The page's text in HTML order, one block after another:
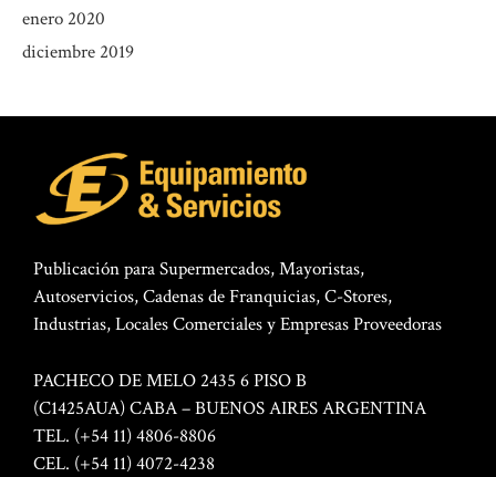
enero 2020
diciembre 2019
Publicación para Supermercados, Mayoristas,
Autoservicios, Cadenas de Franquicias, C-Stores,
Industrias, Locales Comerciales y Empresas Proveedoras
PACHECO DE MELO 2435 6 PISO B
(C1425AUA) CABA – BUENOS AIRES ARGENTINA
TEL. (+54 11) 4806-8806
CEL. (+54 11) 4072-4238